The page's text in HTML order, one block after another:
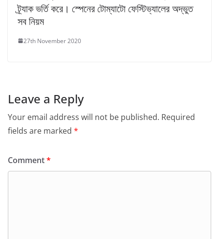
ট্র্যাক ভর্তি করে। স্পেনের টোম্যাটো ফেস্টিভ্যালের অদ্ভুত
সব নিয়ম
27th November 2020
Leave a Reply
Your email address will not be published. Required
fields are marked *
Comment*